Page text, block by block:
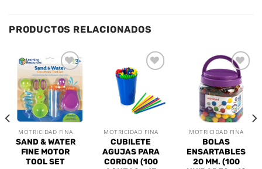
PRODUCTOS RELACIONADOS
Añadir
a la
lista de
deseos
MOTRICIDAD FINA
SAND & WATER
FINE MOTOR
TOOL SET
lista de
deseos
MOTRICIDAD FINA
CUBILETE
AGUJAS PARA
CORDON (100
Añadir
a la
lista de
deseos
MOTRICIDAD FINA
BOLAS
ENSARTABLES
20 MM. (100